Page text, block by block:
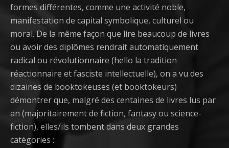
formes différentes, comme une activité noble,
manifestation de capital symbolique, culturel ou
moral. De la même façon que lire beaucoup de livres
ou avoir des diplômes rendrait automatiquement
radical ou révolutionnaire (hello la tradition
réactionnaire et fasciste intellectuelle), on a vu des
dizaines de booktokeuses (et booktokeurs)
démontrer que, malgré des centaines de livres lus par
an (majoritairement de fiction, fantasy ou science-
fiction), elles/ils tombent dans deux grandes
catégories :